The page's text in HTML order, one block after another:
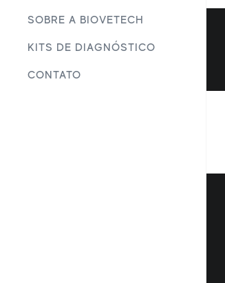
SOBRE A BIOVETECH
KITS DE DIAGNÓSTICO
CONTATO